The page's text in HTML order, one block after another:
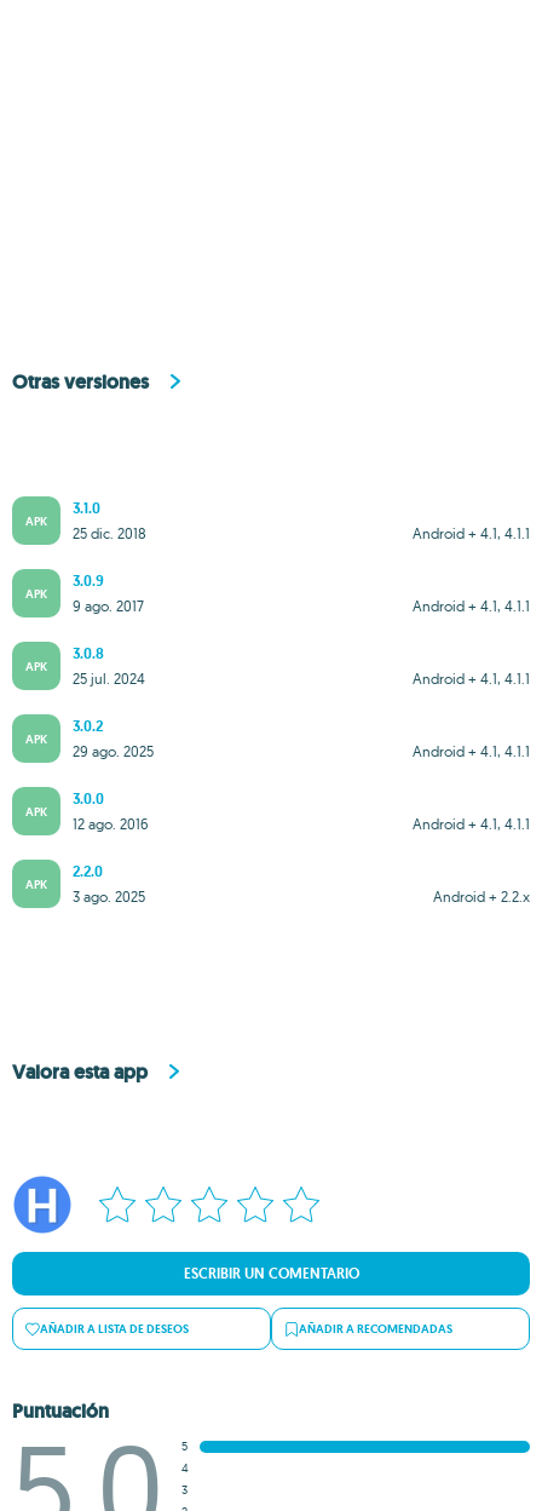
Otras versiones
APK
3.1.0
Android + 4.1, 4.1.1
25 dic. 2018
APK
3.0.9
Android + 4.1, 4.1.1
9 ago. 2017
APK
3.0.8
Android + 4.1, 4.1.1
25 jul. 2024
APK
3.0.2
Android + 4.1, 4.1.1
29 ago. 2025
APK
3.0.0
Android + 4.1, 4.1.1
12 ago. 2016
APK
2.2.0
Android + 2.2.x
3 ago. 2025
Valora esta app
ESCRIBIR UN COMENTARIO
AÑADIR A LISTA DE DESEOS AÑADIR A RECOMENDADAS
Puntuación
5
4
3